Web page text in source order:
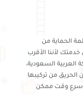
الحماية من
لأننا الأقرب
العربية السعودية،
الحريق من تركيبها
وقت ممكن